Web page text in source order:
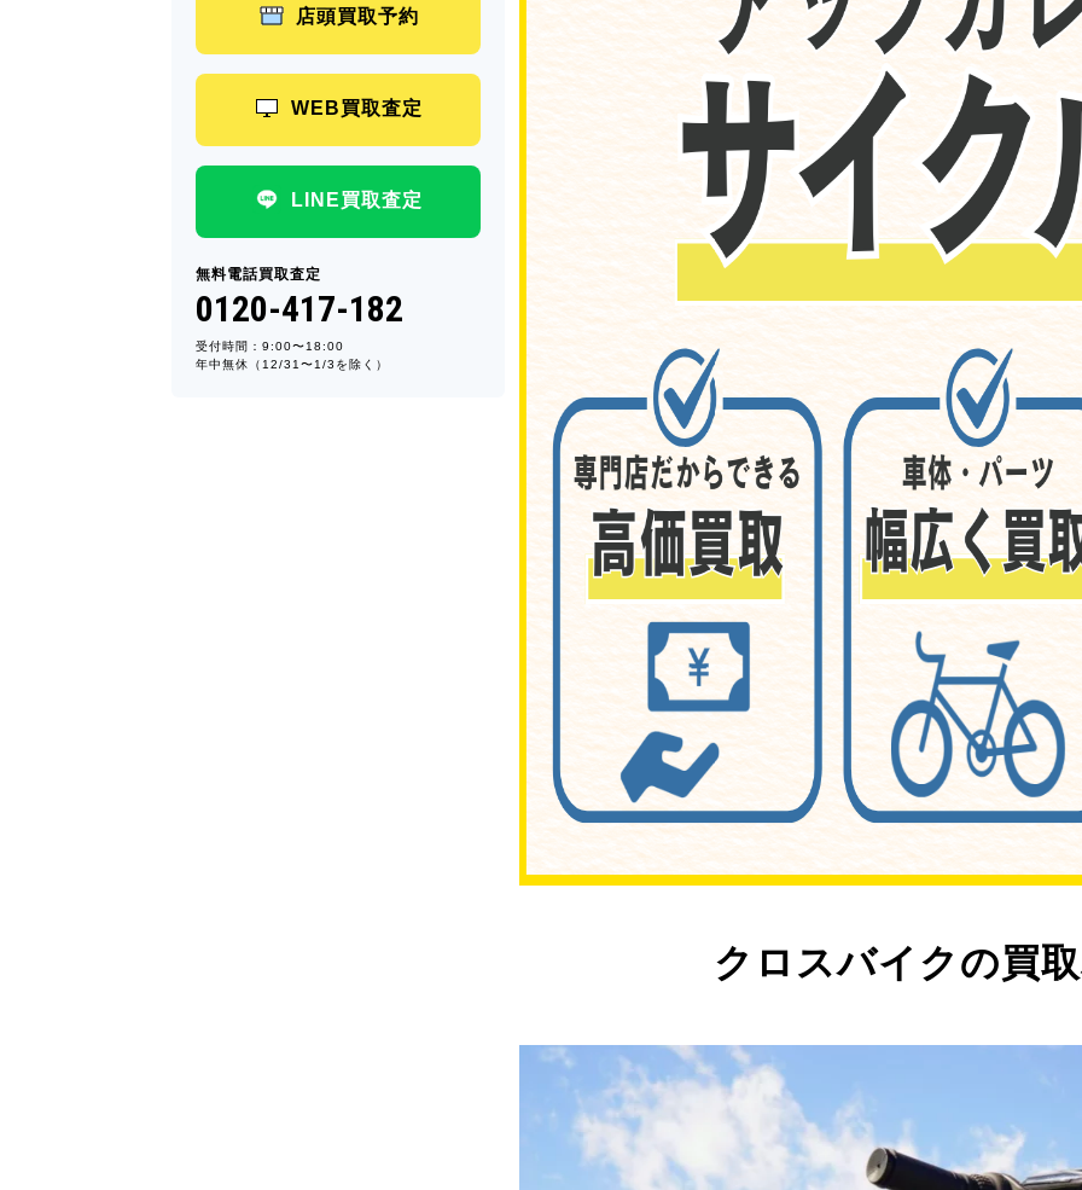
クロスバイクの買
店頭買取予約
WEB買取査定
LINE買取査定
無料電話買取査定
0120-417-182
受付時間：9:00〜18:00
年中無休（12/31〜1/3を除く）